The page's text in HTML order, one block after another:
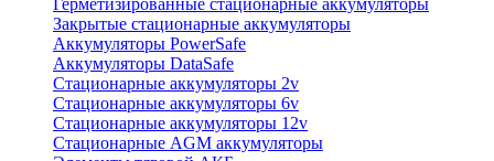
Герметизированные стационарные аккумуляторы
Закрытые стационарные аккумуляторы
Аккумуляторы PowerSafe
Аккумуляторы DataSafe
Стационарные аккумуляторы 2v
Стационарные аккумуляторы 6v
Стационарные аккумуляторы 12v
Стационарные AGM аккумуляторы